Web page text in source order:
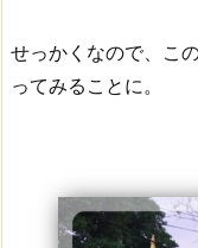
せっかくなので、こ
ってみることに。